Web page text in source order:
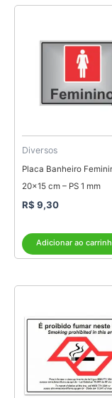
Diversos
Placa Banheiro
20×15 cm – PS 1 mm
R$ 9,30
Adicionar ao